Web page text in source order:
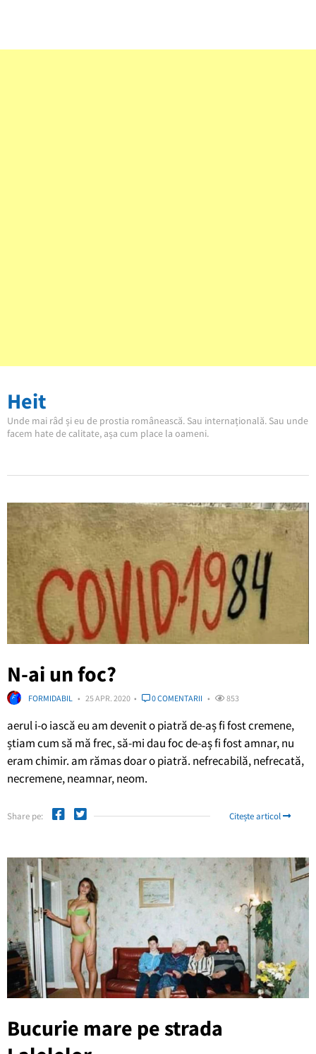
Heit
Unde mai râd și eu de prostia românească. Sau internațională. Sau unde
facem hate de calitate, așa cum place la oameni.
N-ai un foc?
FORMIDABIL 25 APR. 2020 0 COMENTARII 853
aerul i-o iască eu am devenit o piatră de-aș fi fost cremene,
știam cum să mă frec, să-mi dau foc de-aș fi fost amnar, nu
eram chimir. am rămas doar o piatră. nefrecabilă, nefrecată,
necremene, neamnar, neom.
Share pe: Citește articol
Bucurie mare pe strada